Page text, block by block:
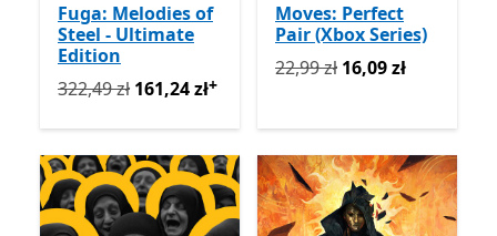
Fuga: Melodies of
Steel - Ultimate
Edition
Pierwotnie 322,49 zł teraz 161,24 zł
322,49 zł 161,24 zł+
Moves: Perfect
Pair (Xbox Series)
Pierwotnie 22,99 zł teraz
22,99 zł 16,09 zł